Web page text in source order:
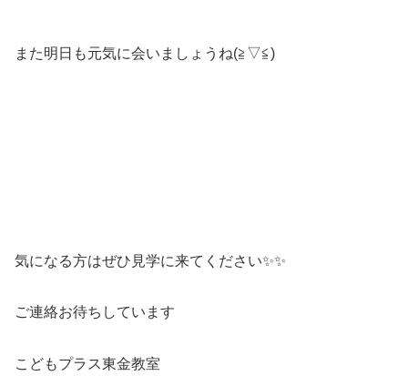
また明日も元気に会いましょうね(≧▽≦)
気になる方はぜひ見学に来てください✨✨
ご連絡お待ちしています
こどもプラス東金教室